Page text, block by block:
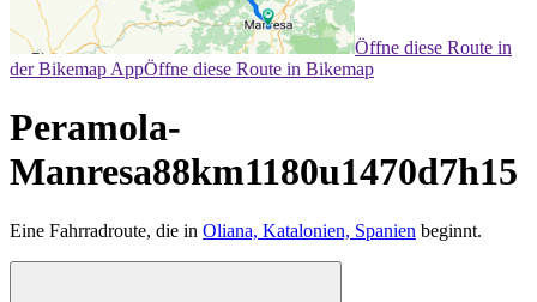
Öffne diese Route in
der Bikemap AppÖffne diese Route in Bikemap
Peramola-
Manresa88km1180u1470d7h15
Eine Fahrradroute, die in Oliana, Katalonien, Spanien beginnt.